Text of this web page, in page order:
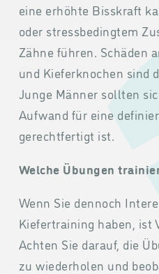
eine erhöhte Bisskraft
oder stressbedingtem
Zähne führen. Schäden
und Kieferknochen sind
Junge Männer sollten
Aufwand für eine
gerechtfertigt ist.
Welche Übungen
Wenn Sie dennoch
Kiefertraining haben, ist
Achten Sie darauf, die
zu wiederholen und